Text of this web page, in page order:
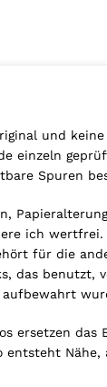
und keine
einzeln
Spuren
ich wertfrei.
für die
das benutzt,
aufbewahrt
ersetzen das
entsteht Nähe,